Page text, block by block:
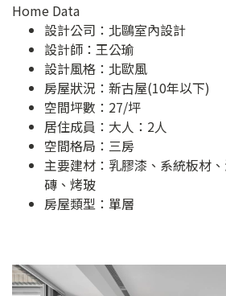
Home Data
設計公司： 北鷗室內設計
設計師：王公瑜
設計風格：北歐風
房屋狀況：新古屋(10年以下)
空間坪數：27/坪
居住成員：大人：2人
空間格局：三房
主要建材：乳膠漆、系統板材
磚、烤玻
房屋類型：單層